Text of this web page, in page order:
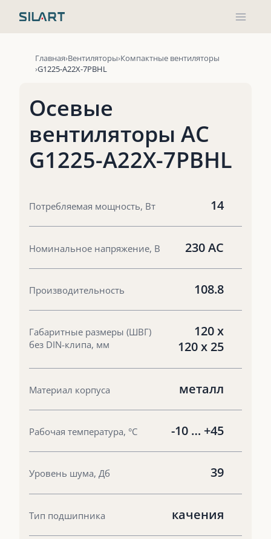
Главная Вентиляторы Компактные вентиляторы
G1225-A22X-7PBHL
Осевые
вентиляторы AC
G1225-A22X-7PBHL
Потребляемая мощность, Вт 14
Номинальное напряжение, В 230 AC
Производительность 108.8
Габаритные размеры (ШВГ)
без DIN-клипа, мм
120 х
120 х 25
Материал корпуса металл
Рабочая температура, °С -10 … +45
Уровень шума, Дб 39
Тип подшипника качения